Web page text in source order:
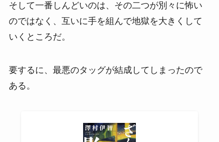
そして一番しんどいのは、その二つが別々に怖い
のではなく、互いに手を組んで地獄を大きくして
いくところだ。
要するに、最悪のタッグが結成してしまったので
ある。